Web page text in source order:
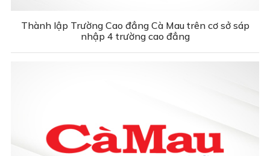
Thành lập Trường Cao đẳng Cà Mau trên cơ sở sáp
nhập 4 trường cao đẳng